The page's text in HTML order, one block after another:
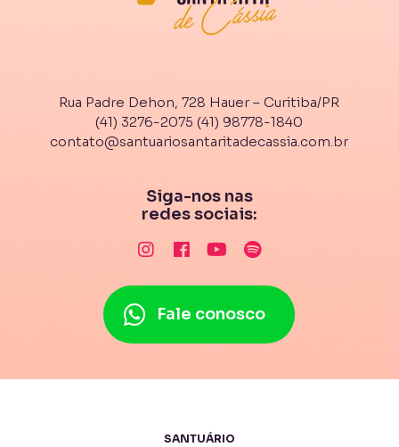
Rua Padre Dehon, 728 Hauer – Curitiba/PR
(41) 3276-2075 (41) 98778-1840
contato@santuariosantaritadecassia.com.br
Siga-nos nas
redes sociais:
Fale conosco
SANTUÁRIO